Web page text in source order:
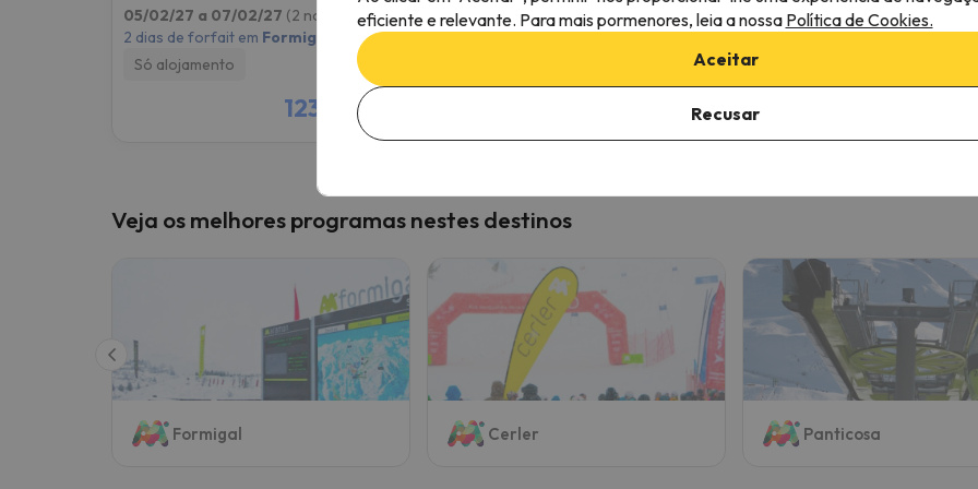
05/02/27 a 07/02/27 (2 noites)
2 dias de forfait em Formigal
Só alojamento
1236 € /pess.
05/02/27 a 07/02/27(2 noites)
2 dias de forfait emCerler
/pess.
05/02/27 a 07/02/27(2 noites)
2 dias de forfait emCerler
Veja os melhores programas nestes destinos
Formigal Cerler Panticosa
eficiente e relevante. Para mais pormenores, leia a nossa Política de Cookies.
Aceitar
Recusar